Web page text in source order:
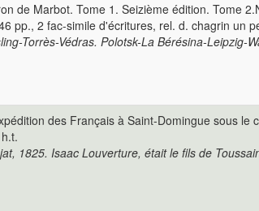
de Marbot. Tome 1. Seizième édition. Tome
pp., 2 fac-simile d'écritures, rel. d. chagrin un
Torrès-Védras. Polotsk-La Bérésina-
des Français à Saint-Domingue sous
1825. Isaac Louverture, était le fils de